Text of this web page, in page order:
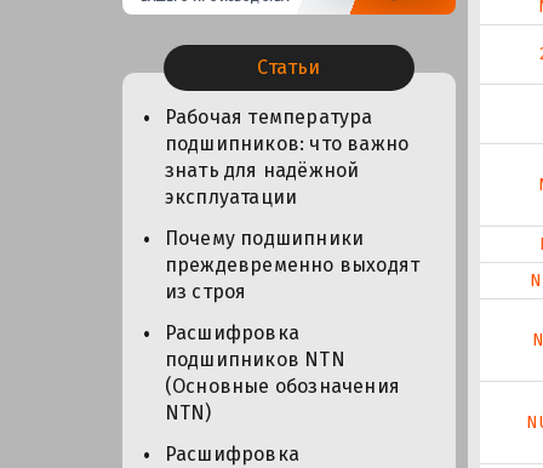
Статьи
Рабочая температура
подшипников: что важно
знать для надёжной
эксплуатации
Почему подшипники
преждевременно выходят
из строя
Расшифровка
подшипников NTN
(Основные обозначения
NTN)
Расшифровка